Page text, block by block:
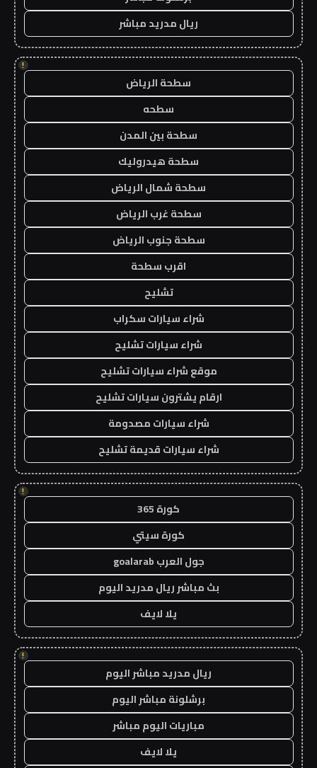
ريال مدريد مباشر
!
سطحة الرياض
سطحه
سطحة بين المدن
سطحة هيدروليك
سطحة شمال الرياض
سطحة غرب الرياض
سطحة جنوب الرياض
اقرب سطحة
تشليح
شراء سيارات سكراب
شراء سيارات تشليح
موقع شراء سيارات تشليح
ارقام يشترون سيارات تشليح
شراء سيارات مصدومة
شراء سيارات قديمة تشليح
!
كورة 365
كورة سيتي
جول العرب goalarab
بث مباشر ريال مدريد اليوم
يلا لايف
!
ريال مدريد مباشر اليوم
برشلونة مباشر اليوم
مباريات اليوم مباشر
يلا لايف